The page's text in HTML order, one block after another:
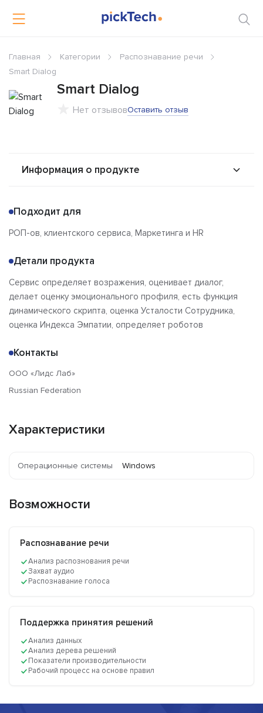
Главная Категории
Распознавание речи
Smart Dialog
Smart Dialog
Нет отзывовОставить отзыв
Информация о продукте
Альтернативы
Отзывы
Подходит для
РОП-ов, клиентского сервиса, Маркетинга и HR
Детали продукта
Сервис определяет возражения, оценивает диалог,
делает оценку эмоционального профиля, есть функция
динамического скрипта, оценка Усталости Сотрудника,
оценка Индекса Эмпатии, определяет роботов
Контакты
ООО «Лидс Лаб»
Russian Federation
Характеристики
Операционные системы Windows
Возможности
Распознавание речи
Анализ распознования речи
Захват аудио
Распознавание голоса
Поддержка принятия решений
Анализ данных
Анализ дерева решений
Показатели производительности
Рабочий процесс на основе правил